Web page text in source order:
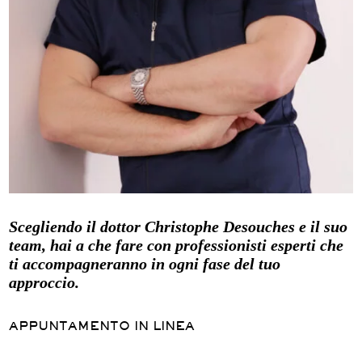
Scegliendo il dottor Christophe Desouches e il suo
team, hai a che fare con professionisti esperti che
ti accompagneranno in ogni fase del tuo
approccio.
APPUNTAMENTO IN LINEA